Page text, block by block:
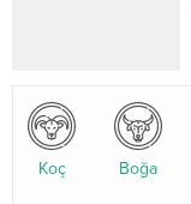
Koç Boğa